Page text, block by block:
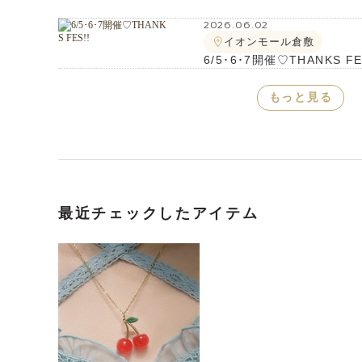
2026.06.02
イオンモール倉敷
6/5･6･7開催♡THANKS
もっと見る
最近チェックしたアイテム